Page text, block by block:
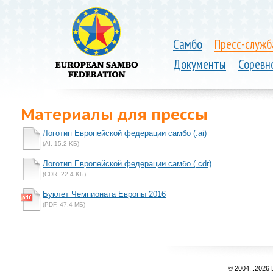
Самбо
Пресс-
Документы
Материалы для прессы
Логотип Европейской федерации самбо (.ai)
(AI, 15.2 KБ)
Логотип Европейской федерации самбо (.cdr)
(CDR, 22.4 KБ)
Буклет Чемпионата Европы 2016
(PDF, 47.4 MБ)
© 2004...2026